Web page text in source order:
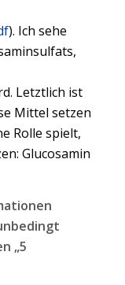
). Ich sehe
Letztlich ist
Mittel setzen
Rolle spielt,
Glucosamin
„5